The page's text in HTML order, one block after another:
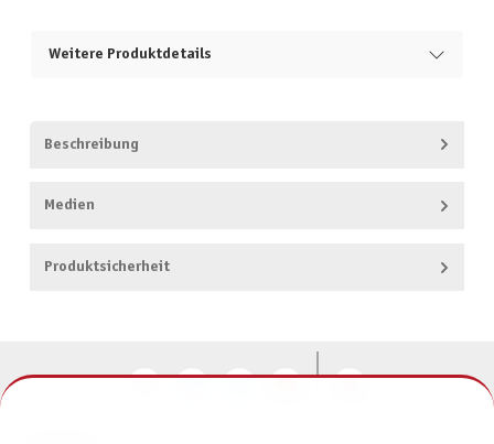
Weitere Produktdetails
Beschreibung
Medien
Produktsicherheit